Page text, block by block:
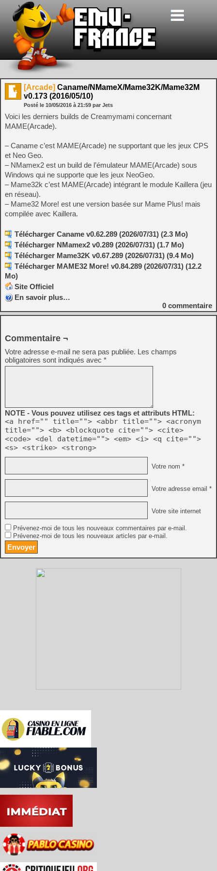
[Arcade] Caname/NMameX/Mame32K/Mame32M
v0.173 (2016/05/10)
Posté le 10/05/2016 à 21:59 par Jets
Voici les derniers builds de Creamymami concernant
MAME(Arcade).
– Caname c’est MAME(Arcade) ne supportant que les jeux CPS
et Neo Geo.
– NMamex2 est un build de l’émulateur MAME(Arcade) sous
Windows qui ne supporte que les jeux NeoGeo.
– Mame32k c’est MAME(Arcade) intégrant le module Kaillera (jeu
en réseau).
– Mame32 More! est une version basée sur Mame Plus! mais
compilée avec Kaillera.
Télécharger Caname v0.62.289 (2026/07/31) (2.3 Mo)
Télécharger NMamex2 v0.289 (2026/07/31) (1.7 Mo)
Télécharger Mame32K v0.67.289 (2026/07/31) (9.4 Mo)
Télécharger MAME32 More! v0.84.289 (2026/07/31) (12.2
Mo)
Site Officiel
En savoir plus…
0 commentaire
Commentaire ¬
Votre adresse e-mail ne sera pas publiée. Les champs
obligatoires sont indiqués avec *
NOTE - Vous pouvez utilisez ces tags et attributs HTML:
<a href="" title=""> <abbr title=""> <acronym
title=""> <b> <blockquote cite=""> <cite>
<code> <del datetime=""> <em> <i> <q cite="">
<s> <strike> <strong>
Votre nom *
Votre adresse email *
Votre site internet
Prévenez-moi de tous les nouveaux commentaires par e-mail.
Prévenez-moi de tous les nouveaux articles par e-mail.